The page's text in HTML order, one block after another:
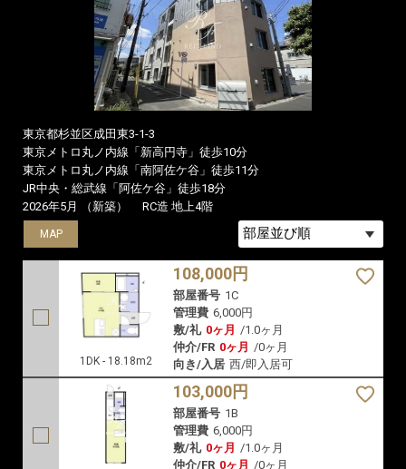
東京都杉並区成田東3-1-3
東京メトロ丸ノ内線「新高円寺」徒歩10分
東京メトロ丸ノ内線「南阿佐ケ谷」徒歩11分
JR中央・総武線「阿佐ケ谷」徒歩18分
2026年5月 （新築）
RC造 地上4階
MAP
1DK - 18.18m2
108,000円
部屋番号 1C
管理費 6,000円
敷/礼 0ヶ月 /1.0ヶ月
仲介/FR 0ヶ月 /0ヶ月
向き/入居 西/即入居可
MAP
103,000円
部屋番号 1B
管理費 6,000円
敷/礼 0ヶ月 /1.0ヶ月
仲介/FR 0ヶ月 /0ヶ月
MAP